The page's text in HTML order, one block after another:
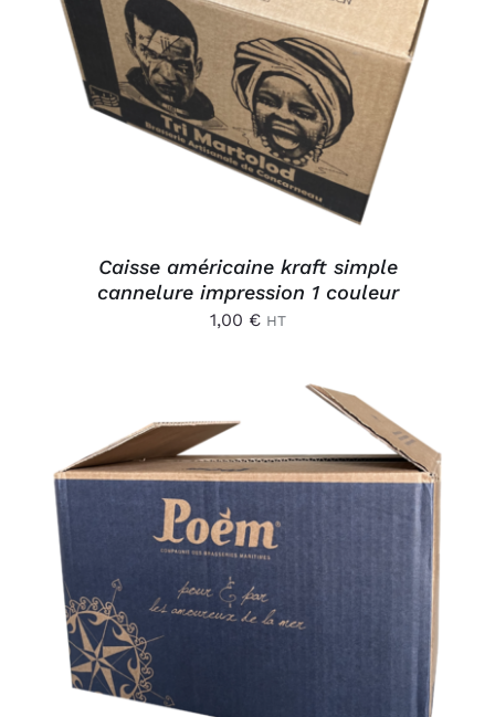
AJOUTER AU PANIER
DÉTAILS
Caisse américaine kraft simple
cannelure impression 1 couleur
1,00 € HT
AJOUTER AU PANIER
DÉTAILS